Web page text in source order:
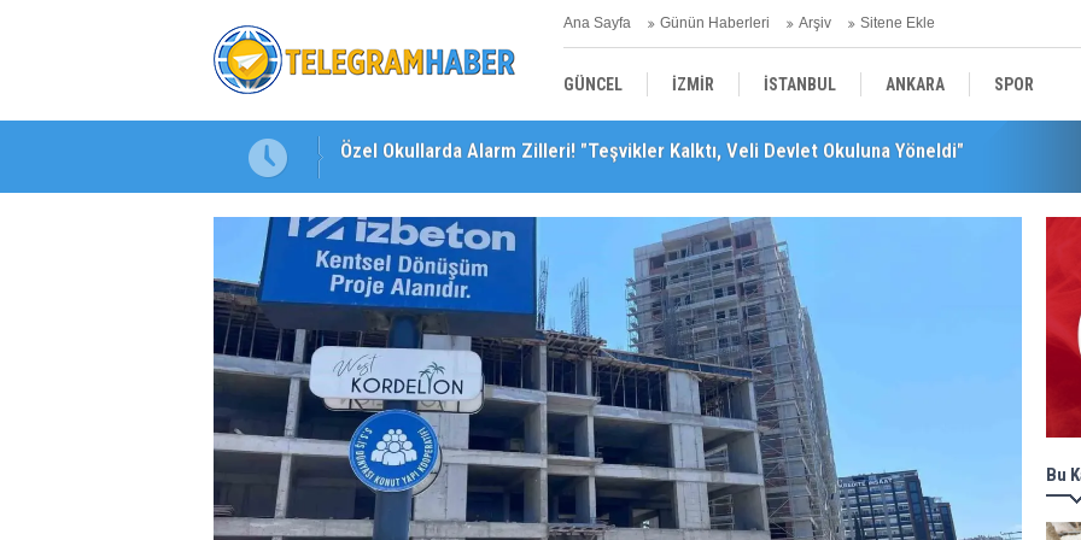
Ana Sayfa Günün Haberleri Arşiv Sitene Ekle
GÜNCEL İZMİR İSTANBUL ANKARA SPOR
YEREL SAĞLIK EKONOMİ POLİTİKA
"Toprağını Kaybeden Geleceğini Kaybeder!"
Bu